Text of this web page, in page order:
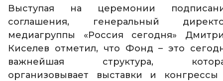
Выступая на церемонии
соглашения, генеральный
медиагруппы «Россия сегодня»
Киселев отметил, что Фонд – это
важнейшая структура,
организовывает выставки и